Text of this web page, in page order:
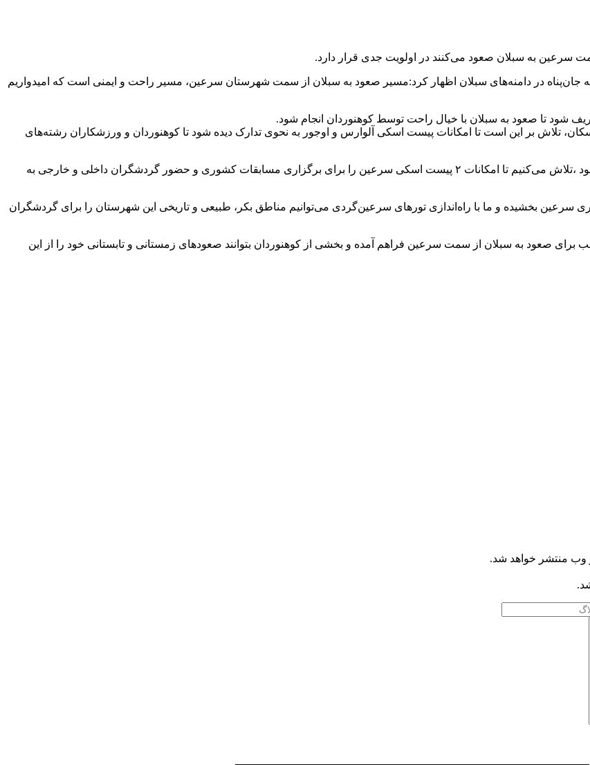
سرعین به سبلان صعود می‌کنند در اولویت جدی قرار دارد.
جان‌پناه در دامنه‌های سبلان اظهار کرد:مسیر صعود به سبلان از سمت شهرستان سرعین، مسیر راحت و ایمنی است که امیدواریم
شود تا صعود به سبلان با خیال راحت توسط کوهنوردان انجام شود.
تلاش بر این است تا امکانات پیست اسکی آلوارس و اوجور به نحوی تدارک دیده شود تا کوهنوردان و ورزشکاران رشته‌های
وی تصریح کرد: پیست اسکی اوجور در ماههای آینده تجهیز و راه‌اندازی می‌شود ،تلاش می‌کنیم تا امکانات ۲ پیست اسکی سرعین را برای برگزاری مسابقات کشوری و حضور گردشگران داخلی و خارجی به
سرعین بخشیده و ما با راه‌اندازی تورهای سرعین‌گردی می‌توانیم مناطق بکر، طبیعی و تاریخی این شهرستان را برای گردشگران
برای صعود به سبلان از سمت سرعین فراهم آمده و بخشی از کوهنوردان بتوانند صعودهای زمستانی و تابستانی خود را از این
وب منتشر خواهد شد.